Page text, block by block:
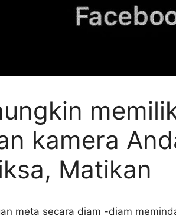
kamera
Matikan
meta secara diam -diam